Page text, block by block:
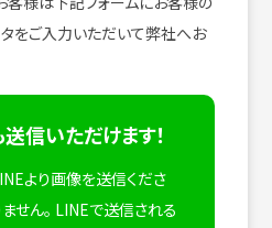
をご入力いただいて弊社へお
信いただけます！
より画像を送信くださ
せん。 LINEで送信される